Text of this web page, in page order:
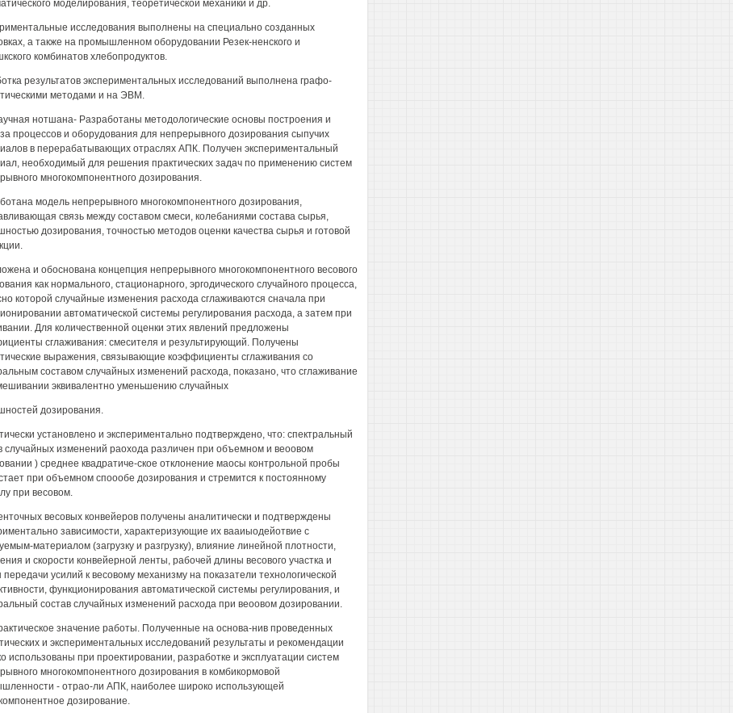
моделирования, теоретической механики и др.
исследования выполнены на специально созданных
а также на промышленном оборудовании Резек-ненского и
комбинатов хлебопродуктов.
результатов экспериментальных исследований выполнена графо-
методами и на ЭВМ.
нотшана- Разработаны методологические основы построения и
процессов и оборудования для непрерывного дозирования сыпучих
в перерабатывающих отраслях АПК. Получен экспериментальный
необходимый для решения практических задач по применению систем
многокомпонентного дозирования.
модель непрерывного многокомпонентного дозирования,
связь между составом смеси, колебаниями состава сырья,
дозирования, точностью методов оценки качества сырья и готовой
и обоснована концепция непрерывного многокомпонентного весового
как нормального, стационарного, эргодического случайного процесса,
которой случайные изменения расхода сглаживаются сначала при
автоматической системы регулирования расхода, а затем при
Для количественной оценки этих явлений предложены
сглаживания: смесителя и результирующий. Получены
выражения, связывающие коэффициенты сглаживания со
составом случайных изменений расхода, показано, что сглаживание
эквивалентно уменьшению случайных
дозирования.
установлено и экспериментально подтверждено, что: спектральный
случайных изменений раохода различен при объемном и веоовом
) среднее квадратиче-ское отклонение маосы контрольной пробы
при объемном споообе дозирования и стремится к постоянному
при весовом.
весовых конвейеров получены аналитически и подтверждены
зависимости, характеризующие их вааиыодейотвие с
материалом (загрузку и разгрузку), влияние линейной плотности,
и скорости конвейерной ленты, рабочей длины весового участка и
усилий к весовому механизму на показатели технологической
функционирования автоматической системы регулирования, и
состав случайных изменений расхода при веоовом дозировании.
значение работы. Полученные на основа-нив проведенных
и экспериментальных исследований результаты и рекомендации
использованы при проектировании, разработке и эксплуатации систем
многокомпонентного дозирования в комбикормовой
- отрао-ли АПК, наиболее широко использующей
дозирование.